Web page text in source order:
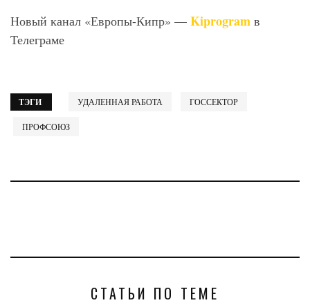
Новый канал «Европы-Кипр» — Kiprogram в
Телеграме
ТЭГИ УДАЛЕННАЯ РАБОТА ГОССЕКТОР
ПРОФСОЮЗ
СТАТЬИ ПО ТЕМЕ